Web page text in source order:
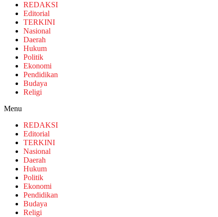
REDAKSI
Editorial
TERKINI
Nasional
Daerah
Hukum
Politik
Ekonomi
Pendidikan
Budaya
Religi
Menu
REDAKSI
Editorial
TERKINI
Nasional
Daerah
Hukum
Politik
Ekonomi
Pendidikan
Budaya
Religi